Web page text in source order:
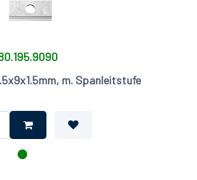
m. Spanleitstufe